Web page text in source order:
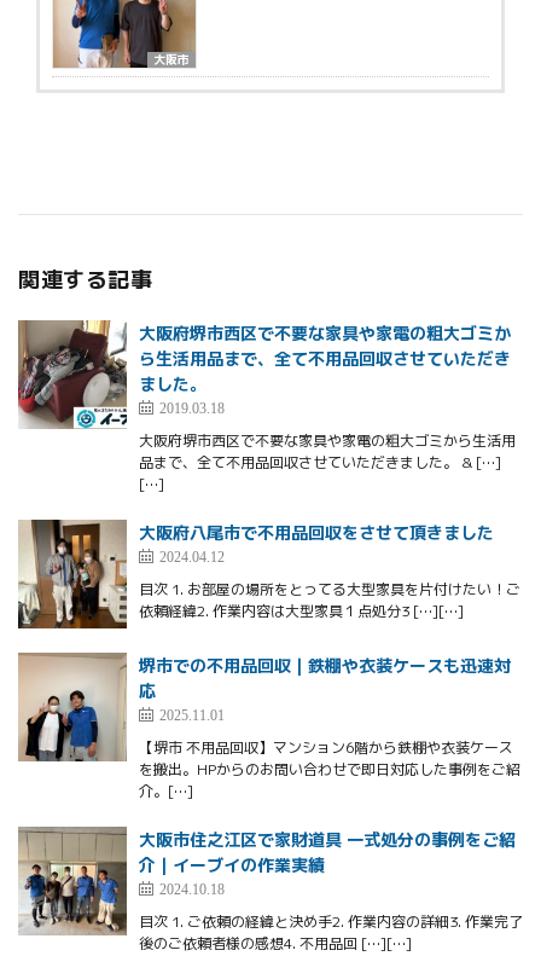
大阪市
関連する記事
大阪府堺市西区で不要な家具や家電の粗大ゴミか
ら生活用品まで、全て不用品回収させていただき
ました。
2019.03.18
大阪府堺市西区で不要な家具や家電の粗大ゴミから生活用
品まで、全て不用品回収させていただきました。 & […]
[…]
大阪府八尾市で不用品回収をさせて頂きました
2024.04.12
目次 1. お部屋の場所をとってる大型家具を片付けたい！ご
依頼経緯2. 作業内容は大型家具１点処分3 […][…]
堺市での不用品回収｜鉄棚や衣装ケースも迅速対
応
2025.11.01
【堺市 不用品回収】マンション6階から鉄棚や衣装ケース
を搬出。HPからのお問い合わせで即日対応した事例をご紹
介。[…]
大阪市住之江区で家財道具 一式処分の事例をご紹
介｜イーブイの作業実績
2024.10.18
目次 1. ご依頼の経緯と決め手2. 作業内容の詳細3. 作業完了
後のご依頼者様の感想4. 不用品回 […][…]